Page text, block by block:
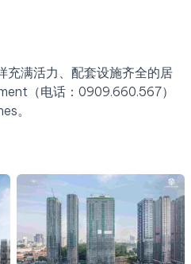
充满活力、配套设施齐全的居
（电话：0909.660.567）
。